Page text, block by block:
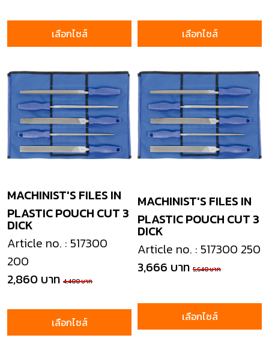
เลือกไซส์ เลือกไซส์
DICK
MACHINIST'S FILES IN
PLASTIC POUCH CUT 3
Article no. : 517300
200
2,860 บาท 4,400 บาท
เลือกไซส์
DICK
MACHINIST'S FILES IN
PLASTIC POUCH CUT 3
Article no. : 517300 250
3,666 บาท 5,640 บาท
เลือกไซส์